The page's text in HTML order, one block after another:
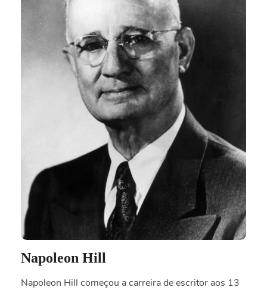
Napoleon Hill
Napoleon Hill começou a carreira de escritor aos 13